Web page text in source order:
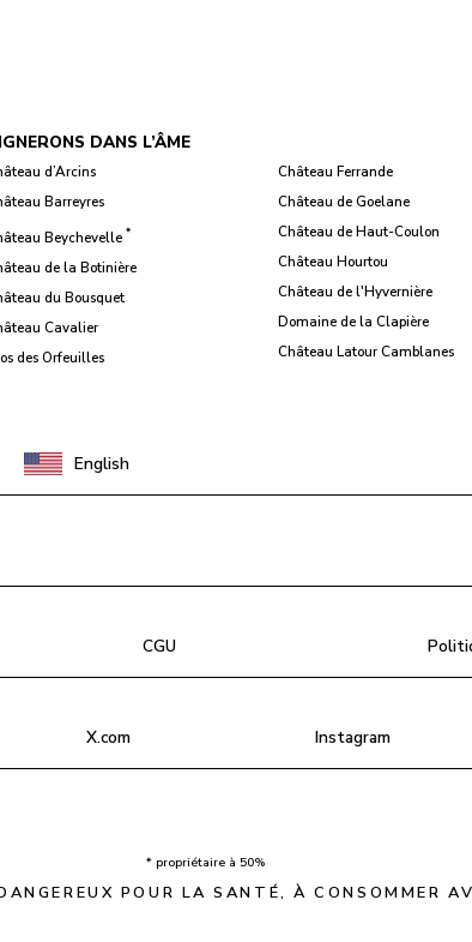
DANS L’ÂME
d’Arcins
Barreyres
Beychevelle *
de la Botinière
du Bousquet
Cavalier
des Orfeuilles
Château Ferrande
Château de Goelane
Château de Haut-Coulon
Château Hourtou
Château de l'Hyvernière
Domaine de la Clapière
Château Latour Camblanes
English
CGU
X.com Instagram
* propriétaire à 50%
POUR LA SANTÉ, À CONSOMMER